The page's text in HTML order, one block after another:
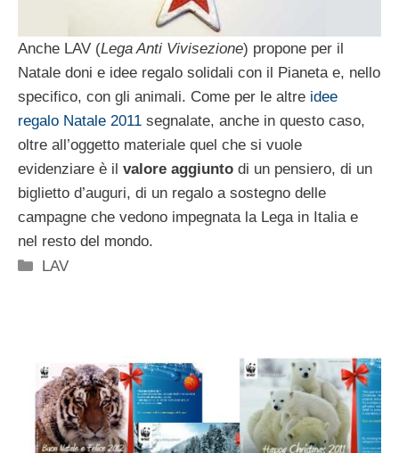
Anche LAV (Lega Anti Vivisezione) propone per il
Natale doni e idee regalo solidali con il Pianeta e, nello
specifico, con gli animali. Come per le altre idee
regalo Natale 2011 segnalate, anche in questo caso,
oltre all’oggetto materiale quel che si vuole
evidenziare è il valore aggiunto di un pensiero, di un
biglietto d’auguri, di un regalo a sostegno delle
campagne che vedono impegnata la Lega in Italia e
nel resto del mondo.
Categorie
LAV